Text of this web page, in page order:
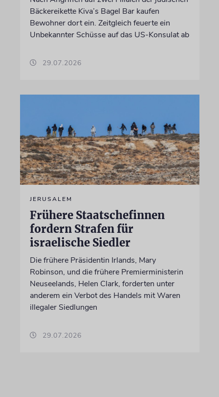
Bäckereikette Kiva’s Bagel Bar kaufen
Bewohner dort ein. Zeitgleich feuerte ein
Unbekannter Schüsse auf das US-Konsulat ab
29.07.2026
JERUSALEM
Frühere Staatschefinnen
fordern Strafen für
israelische Siedler
Die frühere Präsidentin Irlands, Mary
Robinson, und die frühere Premierministerin
Neuseelands, Helen Clark, forderten unter
anderem ein Verbot des Handels mit Waren
illegaler Siedlungen
29.07.2026